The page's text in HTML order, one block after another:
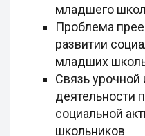
младшего
Проблема
развитии
младших
Связь урочной
деятельности
социальной
школьников